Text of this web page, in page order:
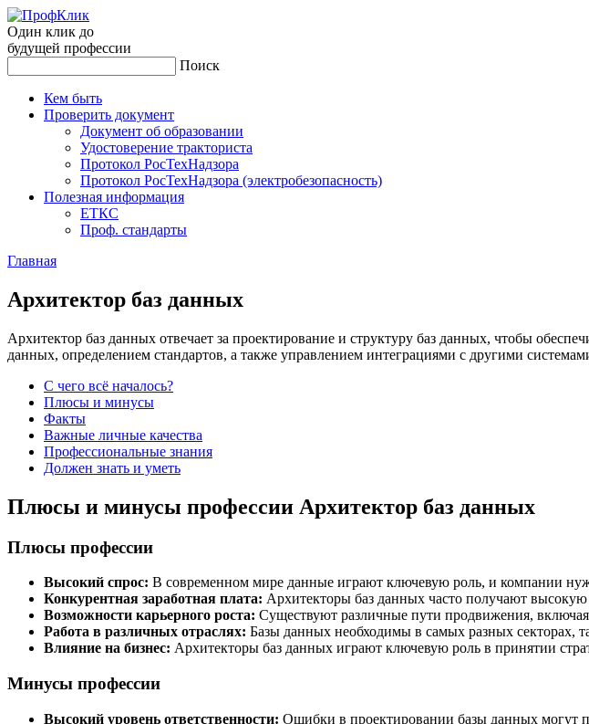
Один клик до
будущей профессии
Поиск
Кем быть
Проверить документ
Документ об образовании
Удостоверение тракториста
Протокол РосТехНадзора
Протокол РосТехНадзора (электробезопасность)
Полезная информация
ЕТКС
Проф. стандарты
Главная
Ар­хи­тек­тор баз дан­ных
Архитектор баз данных отвечает за проектирование и структуру баз данных, чтобы
данных, определением стандартов, а также управлением интеграциями с другими
С чего всё началось?
Плюсы и минусы
Факты
Важные личные качества
Профессиональные знания
Должен знать и уметь
Плюсы и минусы профессии Архитектор баз данных
Плюсы профессии
Высокий спрос: В современном мире данные играют ключевую роль, и компании
Конкурентная заработная плата: Архитекторы баз данных часто получают
Возможности карьерного роста: Существуют различные пути продвижения,
Работа в различных отраслях: Базы данных необходимы в самых разных секторах,
Влияние на бизнес: Архитекторы баз данных играют ключевую роль в принятии
Минусы профессии
Высокий уровень ответственности: Ошибки в проектировании базы данных могут